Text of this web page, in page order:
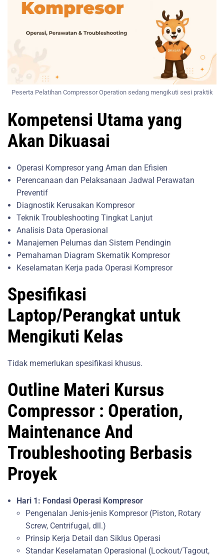
Peserta Pelatihan Compressor Operation sedang mengikuti sesi praktik
Kompetensi Utama yang
Akan Dikuasai
Operasi Kompresor yang Aman dan Efisien
Perencanaan dan Pelaksanaan Jadwal Perawatan
Preventif
Diagnostik Kerusakan Kompresor
Teknik Troubleshooting Tingkat Lanjut
Analisis Data Operasional
Manajemen Pelumas dan Sistem Pendingin
Pemahaman Diagram Skematik Kompresor
Keselamatan Kerja pada Operasi Kompresor
Spesifikasi
Laptop/Perangkat untuk
Mengikuti Kelas
Tidak memerlukan spesifikasi khusus.
Outline Materi Kursus
Compressor : Operation,
Maintenance And
Troubleshooting Berbasis
Proyek
Hari 1: Fondasi Operasi Kompresor
Pengenalan Jenis-jenis Kompresor (Piston, Rotary
Screw, Centrifugal, dll.)
Prinsip Kerja Detail dan Siklus Operasi
Standar Keselamatan Operasional (Lockout/Tagout,